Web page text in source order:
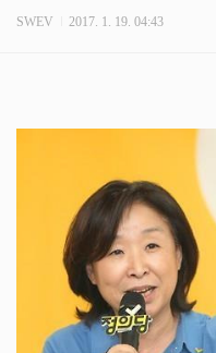
SWEV 2017. 1. 19. 04:43